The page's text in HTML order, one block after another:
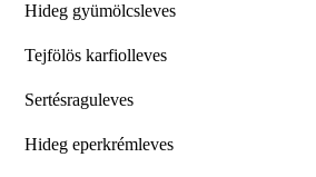
Hideg gyümölcsleves
Tejfölös karfiolleves
Sertésraguleves
Hideg eperkrémleves